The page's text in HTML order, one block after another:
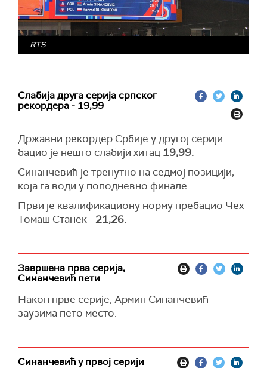
RTS
Слабија друга серија српског
рекордера - 19,99
Државни рекордер Србије у другој серији
бацио је нешто слабији хитац 19,99.
Синанчевић је тренутно на седмој позицији,
која га води у поподневно финале.
Први је квалификациону норму пребацио Чех
Томаш Станек - 21,26.
Завршена прва серија,
Синанчевић пети
Након прве серије, Армин Синанчевић
заузима пето место.
Синанчевић у првој серији